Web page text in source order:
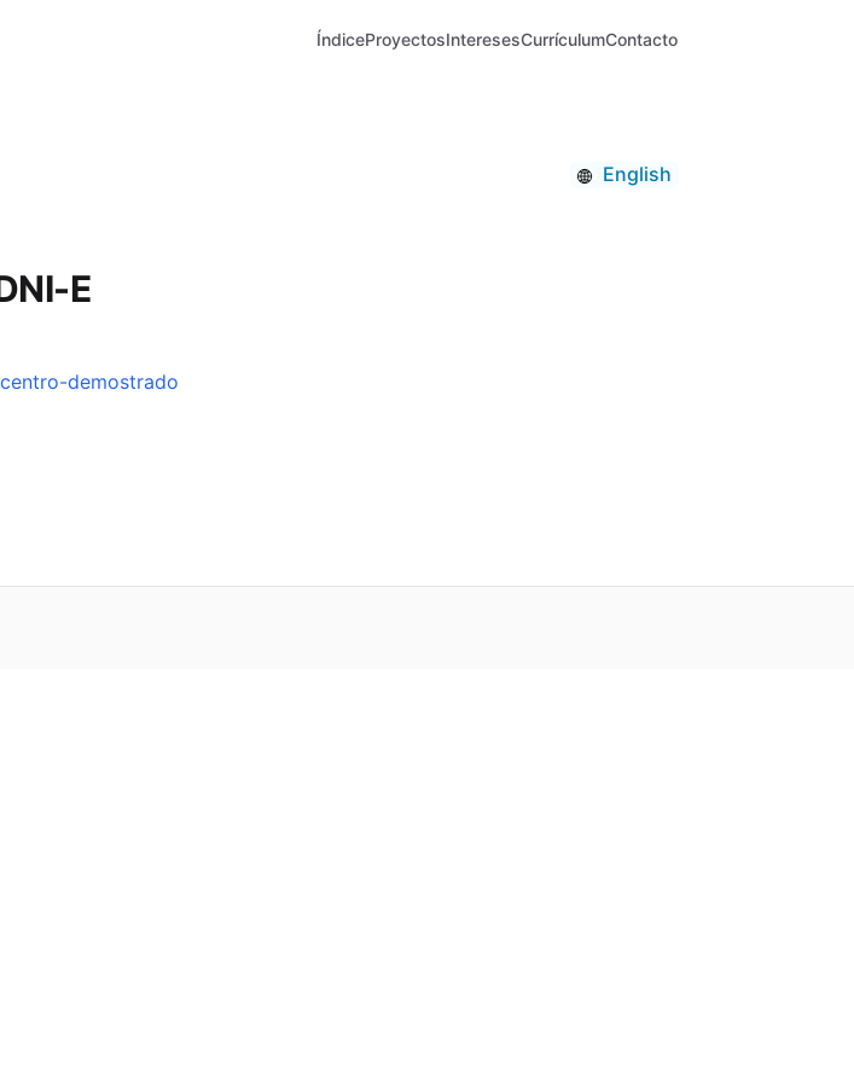
ÍndiceProyectosInteresesCurrículumContacto
English
E
demostrado